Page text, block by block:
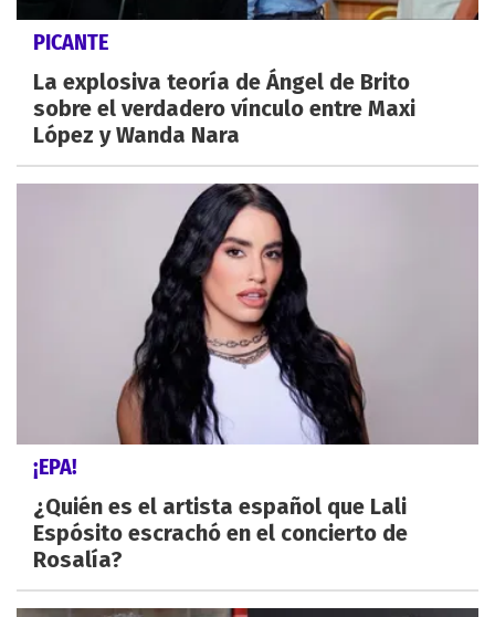
PICANTE
La explosiva teoría de Ángel de Brito
sobre el verdadero vínculo entre Maxi
López y Wanda Nara
¡EPA!
¿Quién es el artista español que Lali
Espósito escrachó en el concierto de
Rosalía?